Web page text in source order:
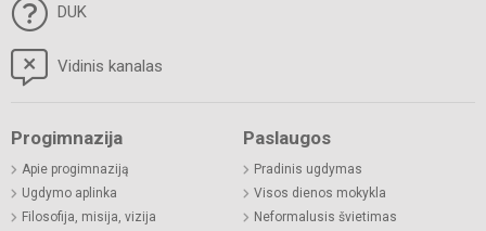
DUK
Vidinis kanalas
Progimnazija
Apie progimnaziją
Ugdymo aplinka
Filosofija, misija, vizija
Paslaugos
Pradinis ugdymas
Visos dienos mokykla
Neformalusis švietimas